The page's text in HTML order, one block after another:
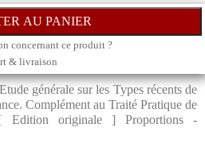
concernant ce produit ?
& livraison
générale sur les Types récents de
Complément au Traité Pratique de
Edition originale ] Proportions -